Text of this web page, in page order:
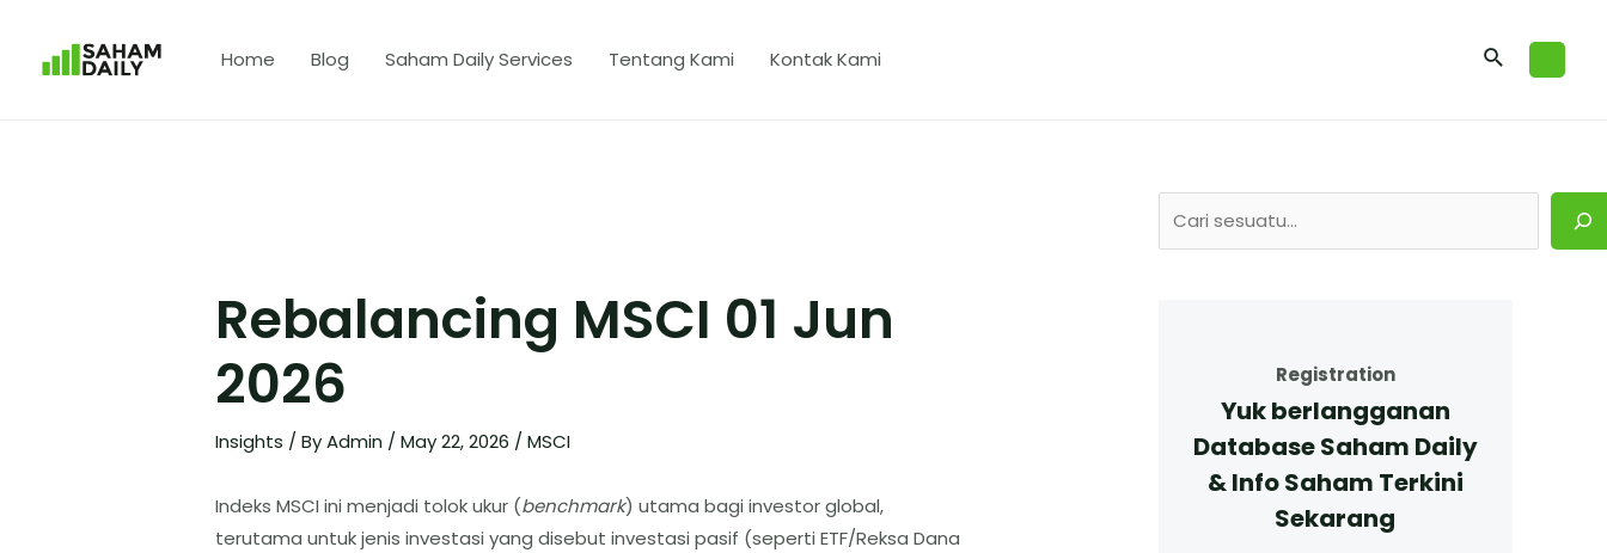
Home Blog Saham Daily Services Tentang Kami Kontak Kami
Rebalancing MSCI 01 Jun
2026
Insights / ByAdmin / May 22, 2026 / MSCI
Indeks MSCI ini menjadi tolok ukur (benchmark) utama bagi investor global,
terutama untuk jenis investasi yang disebut investasi pasif (seperti ETF/Reksa Dana
Registration
Yuk berlangganan
Database Saham Daily
& Info Saham Terkini
Sekarang